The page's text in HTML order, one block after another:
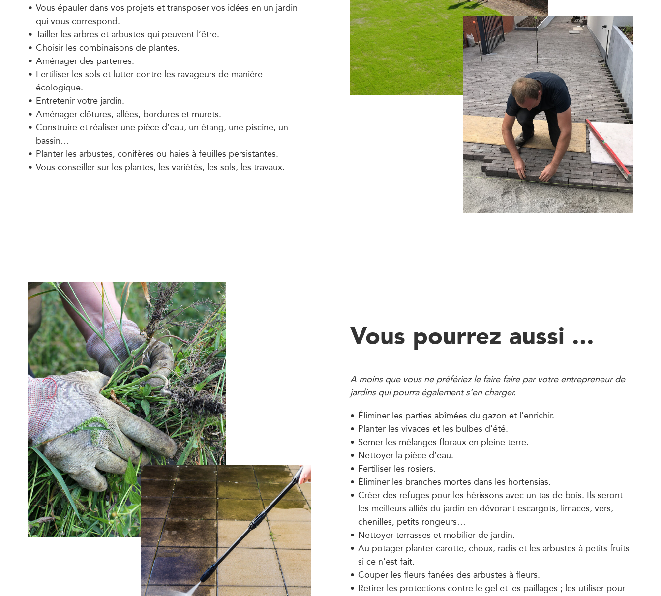
Vous épauler dans vos projets et transposer vos idées en un jardin
qui vous correspond.
Tailler les arbres et arbustes qui peuvent l’être.
Choisir les combinaisons de plantes.
Aménager des parterres.
Fertiliser les sols et lutter contre les ravageurs de manière
écologique.
Entretenir votre jardin.
Aménager clôtures, allées, bordures et murets.
Construire et réaliser une pièce d’eau, un étang, une piscine, un
bassin…
Planter les arbustes, conifères ou haies à feuilles persistantes.
Vous conseiller sur les plantes, les variétés, les sols, les travaux.
Vous pourrez aussi ...
A moins que vous ne préfériez le faire faire par votre entrepreneur de
jardins qui pourra également s’en charger.
Éliminer les parties abîmées du gazon et l’enrichir.
Planter les vivaces et les bulbes d’été.
Semer les mélanges floraux en pleine terre.
Nettoyer la pièce d’eau.
Fertiliser les rosiers.
Éliminer les branches mortes dans les hortensias.
Créer des refuges pour les hérissons avec un tas de bois. Ils seront
les meilleurs alliés du jardin en dévorant escargots, limaces, vers,
chenilles, petits rongeurs…
Nettoyer terrasses et mobilier de jardin.
Au potager planter carotte, choux, radis et les arbustes à petits fruits
si ce n’est fait.
Couper les fleurs fanées des arbustes à fleurs.
Retirer les protections contre le gel et les paillages ; les utiliser pour